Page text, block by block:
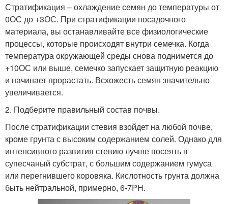
Стратификация – охлаждение семян до температуры от
0ОС до +3ОС. При стратификации посадочного
материала, вы останавливайте все физиологические
процессы, которые происходят внутри семечка. Когда
температура окружающей среды снова поднимется до
+10ОС или выше, семечко запускает защитную реакцию
и начинает прорастать. Всхожесть семян значительно
увеличивается.
2. Подберите правильный состав почвы.
После стратификации стевия взойдет на любой почве,
кроме грунта с высоким содержанием солей. Однако для
интенсивного развития стевию лучше посеять в
супесчаный субстрат, с большим содержанием гумуса
или перегнившего коровяка. Кислотность грунта должна
быть нейтральной, примерно, 6-7PH.